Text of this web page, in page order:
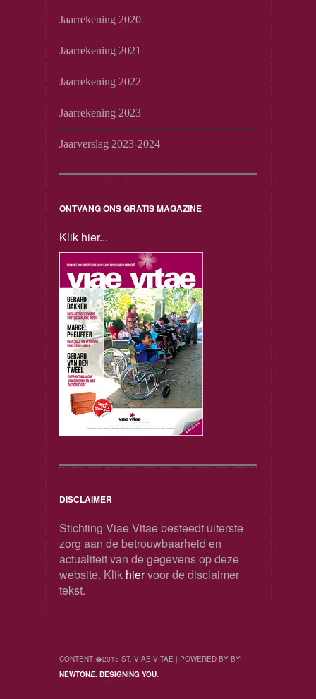
Jaarrekening 2020
Jaarrekening 2021
Jaarrekening 2022
Jaarrekening 2023
Jaarverslag 2023-2024
ONTVANG ONS GRATIS MAGAZINE
Klik hier...
DISCLAIMER
Stichting Viae Vitae besteedt uiterste
zorg aan de betrouwbaarheid en
actualiteit van de gegevens op deze
website. Klik hiervoor de disclaimer
tekst.
CONTENT �2015 ST. VIAE VITAE | POWERED BY BY
NEWTONE. DESIGNING YOU.